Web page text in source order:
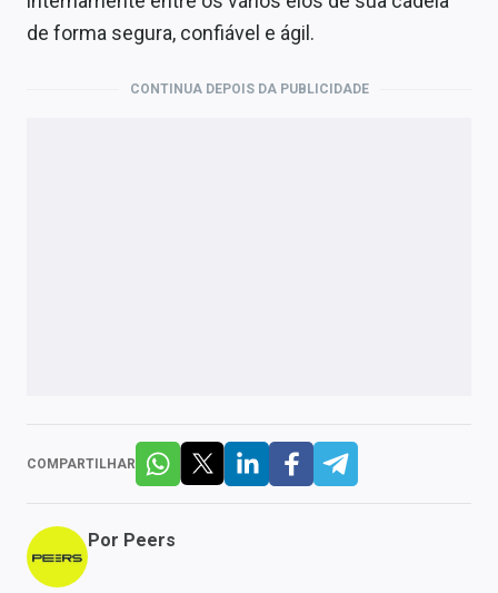
de forma segura, confiável e ágil.
CONTINUA DEPOIS DA PUBLICIDADE
COMPARTILHAR
Por Peers